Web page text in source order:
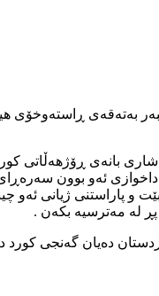
کوردستان ؛ ئەمڕۆ ۱۳ خەرمانانی
بانەی ڕۆژهەڵاتی
داخوازی ئەو بوون
و پاراستنی ژیانی ئەو
پڕ لە مەترسیە بکەن .
دەیان گەنجی